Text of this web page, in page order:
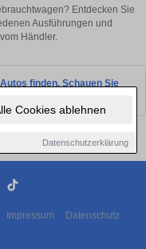
Cookies ablehnen
Datenschutzerklärung
Entdecken Sie
Ausführungen und
Händler.
finden. Schauen Sie
Impressum Datenschutz